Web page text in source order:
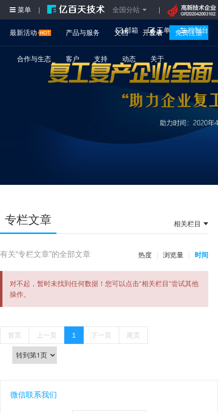
最新活动 产品与服务 文档 开发者
合作与生态 客户 支持 动态 关于
登录 免费注册
菜单 全国分站
邮箱 工单 控制台
专栏文章 相关栏目
有关“专栏文章”的全部文章 热度 浏览量 时间
对不起，暂时未找到任何数据！您可以点击“相关栏目”尝试其他
操作。
首页 上一页 1 下一页 尾页
微信联系我们